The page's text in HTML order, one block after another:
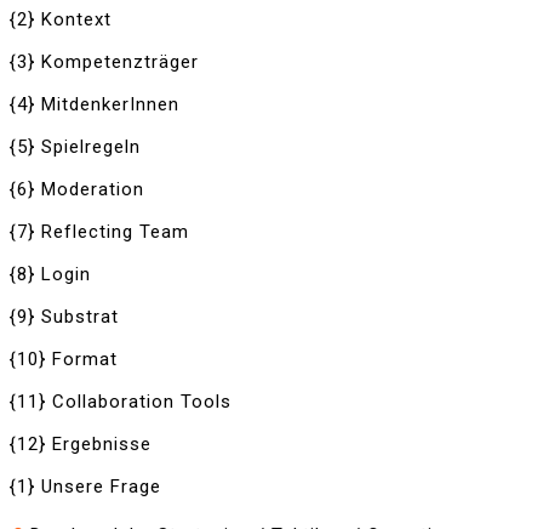
{2} Kontext
{3} Kompetenzträger
{4} MitdenkerInnen
{5} Spielregeln
{6} Moderation
{7} Reflecting Team
{8} Login
{9} Substrat
{10} Format
{11} Collaboration Tools
{12} Ergebnisse
{1} Unsere Frage